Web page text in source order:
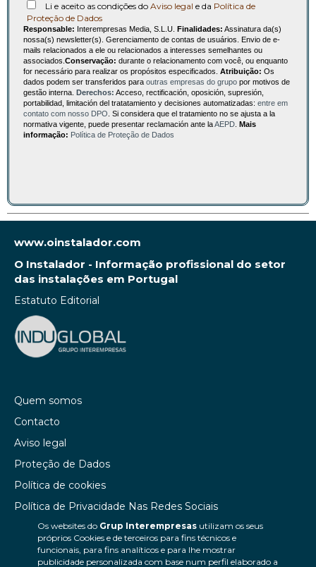
Os websites do Grup Interempresasutilizam os seus
próprios Cookies e de terceiros para fins técnicos e
funcionais, para fins analíticos e para lhe mostrar
publicidade personalizada com base num perfil elaborado a
Li e aceito as condições do Aviso legal e da Política de
Proteção de Dados
Responsable: Interempresas Media, S.L.U. Finalidades: Assinatura da(s)
nossa(s) newsletter(s). Gerenciamento de contas de usuários. Envio de e-
mails relacionados a ele ou relacionados a interesses semelhantes ou
associados. Conservação: durante o relacionamento com você, ou enquanto
for necessário para realizar os propósitos especificados. Atribuição: Os
dados podem ser transferidos para outras empresas do grupo por motivos de
gestão interna. Derechos: Acceso, rectificación, oposición, supresión,
portabilidad, limitación del tratatamiento y decisiones automatizadas: entre em
contato com nosso DPO . Si considera que el tratamiento no se ajusta a la
normativa vigente, puede presentar reclamación ante laAEPD Mais
informação: Política de Proteção de Dados
www.oinstalador.com
O Instalador - Informação profissional do setor
das instalações em Portugal
Estatuto Editorial
Quem somos
Contacto
Aviso legal
Proteção de Dados
Política de cookies
Política de Privacidade Nas Redes Sociais
Canal de denúncias
Colaborações editoriais